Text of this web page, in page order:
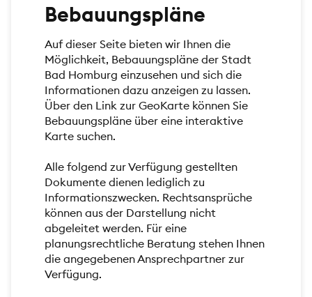
Bebauungspläne
Auf dieser Seite bieten wir Ihnen die
Möglichkeit, Bebauungspläne der Stadt
Bad Homburg einzusehen und sich die
Informationen dazu anzeigen zu lassen.
Über den Link zur GeoKarte können Sie
Bebauungspläne über eine interaktive
Karte suchen.
Alle folgend zur Verfügung gestellten
Dokumente dienen lediglich zu
Informationszwecken. Rechtsansprüche
können aus der Darstellung nicht
abgeleitet werden. Für eine
planungsrechtliche Beratung stehen Ihnen
die angegebenen Ansprechpartner zur
Verfügung.